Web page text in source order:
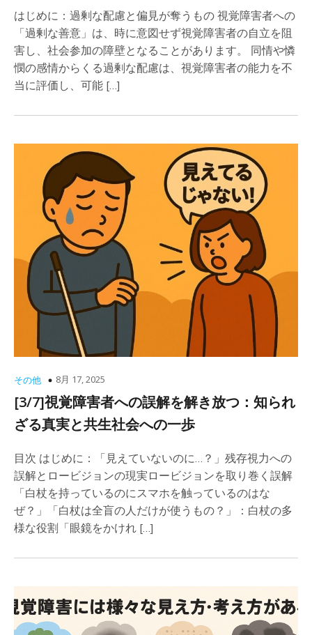
はじめに：過剰な配慮と偏見が奪うもの 視覚障害者への
「過剰な善意」は、時に意図せず視覚障害者の自立を阻
害し、社会参加の障壁となることがあります。 同情や憐
憫の感情からくる過剰な配慮は、視覚障害者の能力を不
当に評価し、可能 […]
その他 8月 17, 2025
[3/7]視覚障害者への誤解を解き放つ：知られ
ざる真実と共生社会への一歩
目次 はじめに：「見えていないのに…？」残存視力への
誤解とロービジョンの現実ロービジョンを取り巻く誤解
「白杖を持っているのにスマホを触っているのはな
ぜ？」「白杖は全盲の人だけが使うもの？」：白杖の多
様な役割「眼鏡をかけれ […]